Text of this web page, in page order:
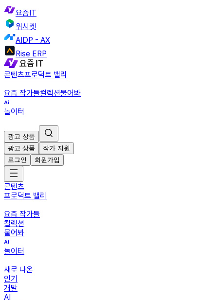
요즘IT
위시켓
AIDP - AX
Rise ERP
콘텐츠프로덕트 밸리
요즘 작가들컬렉션물어봐
놀이터
광고 상품
광고 상품
작가 지원
로그인
회원가입
콘텐츠
프로덕트 밸리
요즘 작가들
컬렉션
물어봐
놀이터
새로 나온
인기
개발
AI